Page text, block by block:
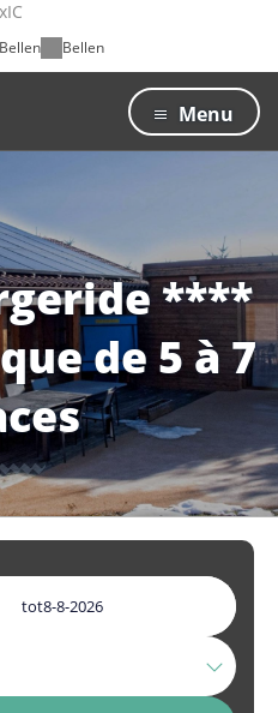
Bellen Bellen
Menu
****
de 5 à 7
tot